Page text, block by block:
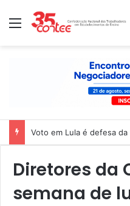
Menu
Voto em Lula é defesa
Diretores da
semana de